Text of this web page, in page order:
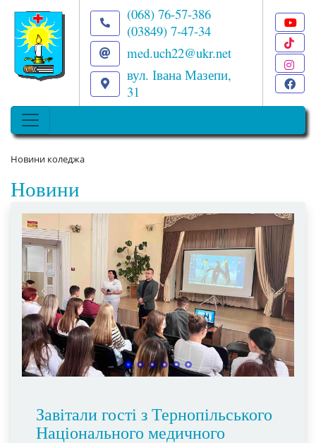
(068) 76-57-386
(03849) 7-47-34
med.uch22@ukr.net
вул. Івана Мазепи,
31
Новини коледжа
Новини
Завітали гості з Тернопільського
Національного медичного